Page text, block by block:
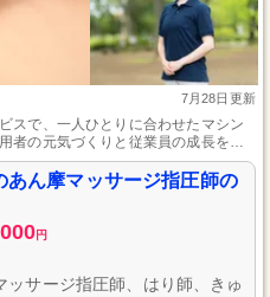
7月28日更新
スで、一人ひとりに合わせたマシン
者の元気づくりと従業員の成長を同
あん摩マッサージ指圧師の
円
ッサージ指圧師、はり師、きゅ